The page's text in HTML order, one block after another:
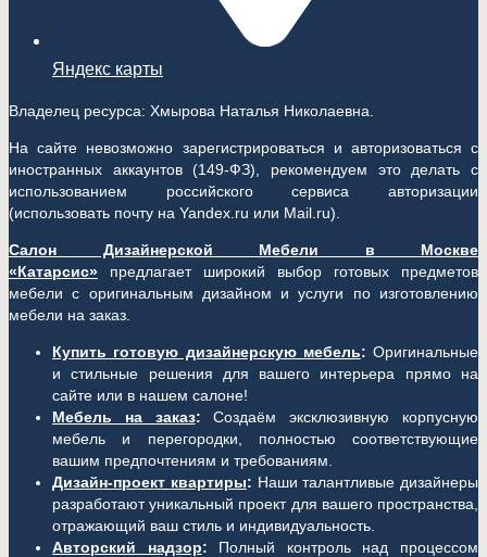
Яндекс карты
Владелец ресурса: Хмырова Наталья Николаевна.
На сайте невозможно зарегистрироваться и авторизоваться с
иностранных аккаунтов (149-ФЗ), рекомендуем это делать с
использованием российского сервиса авторизации
(использовать почту на Yandex.ru или Mail.ru).
Салон Дизайнерской Мебели в Москве
«Катарсис»
предлагает широкий выбор готовых предметов
мебели с оригинальным дизайном и услуги по изготовлению
мебели на заказ.
Купить готовую дизайнерскую мебель: Оригинальные
и стильные решения для вашего интерьера прямо на
сайте или в нашем салоне!
Мебель на заказ: Создаём эксклюзивную корпусную
мебель и перегородки, полностью соответствующие
вашим предпочтениям и требованиям.
Дизайн-проект квартиры: Наши талантливые дизайнеры
разработают уникальный проект для вашего пространства,
отражающий ваш стиль и индивидуальность.
Авторский надзор: Полный контроль над процессом